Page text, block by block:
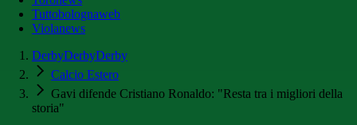
Tuttobolognaweb
Violanews
DerbyDerbyDerby
Calcio Estero
Gavi difende Cristiano Ronaldo: "Resta tra i migliori della
storia"